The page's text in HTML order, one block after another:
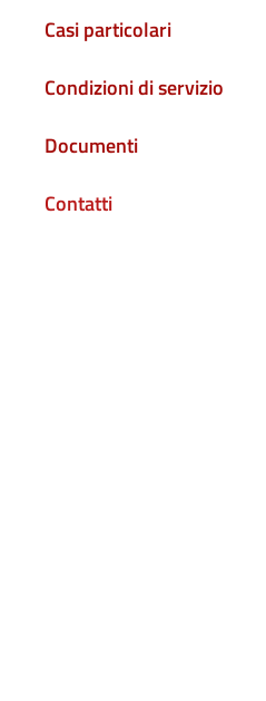
Casi particolari
Condizioni di servizio
Documenti
Contatti